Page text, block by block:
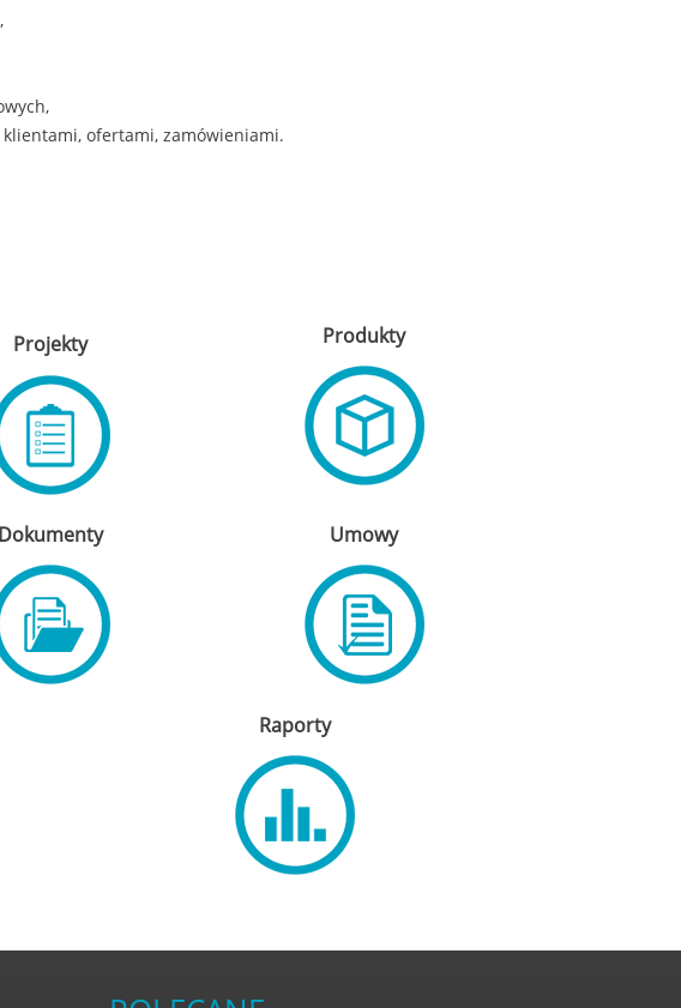
ofertami, zamówieniami.
Projekty Produkty
Dokumenty Umowy
Raporty